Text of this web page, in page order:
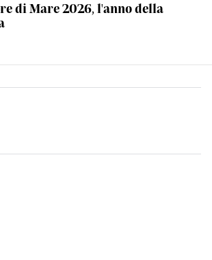
di Mare 2026, l'anno della